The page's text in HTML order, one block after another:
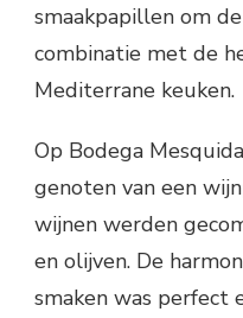
smaakpapillen om
combinatie met de
Mediterrane keuken.
Op Bodega
genoten van een
wijnen werden
en olijven. De
smaken was perfect